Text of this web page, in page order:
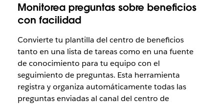
Monitorea preguntas sobre beneficios
con facilidad
Convierte tu plantilla del centro de beneficios
tanto en una lista de tareas como en una fuente
de conocimiento para tu equipo con el
seguimiento de preguntas. Esta herramienta
registra y organiza automáticamente todas las
preguntas enviadas al canal del centro de